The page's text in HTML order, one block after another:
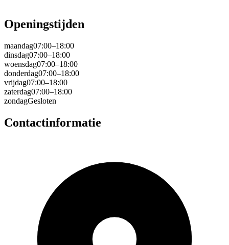
Openingstijden
maandag07:00–18:00
dinsdag07:00–18:00
woensdag07:00–18:00
donderdag07:00–18:00
vrijdag07:00–18:00
zaterdag07:00–18:00
zondagGesloten
Contactinformatie